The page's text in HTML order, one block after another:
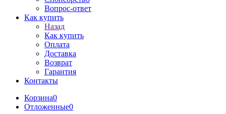
Вопрос-ответ
Как купить
Назад
Как купить
Оплата
Доставка
Возврат
Гарантия
Контакты
Корзина0
Отложенные0